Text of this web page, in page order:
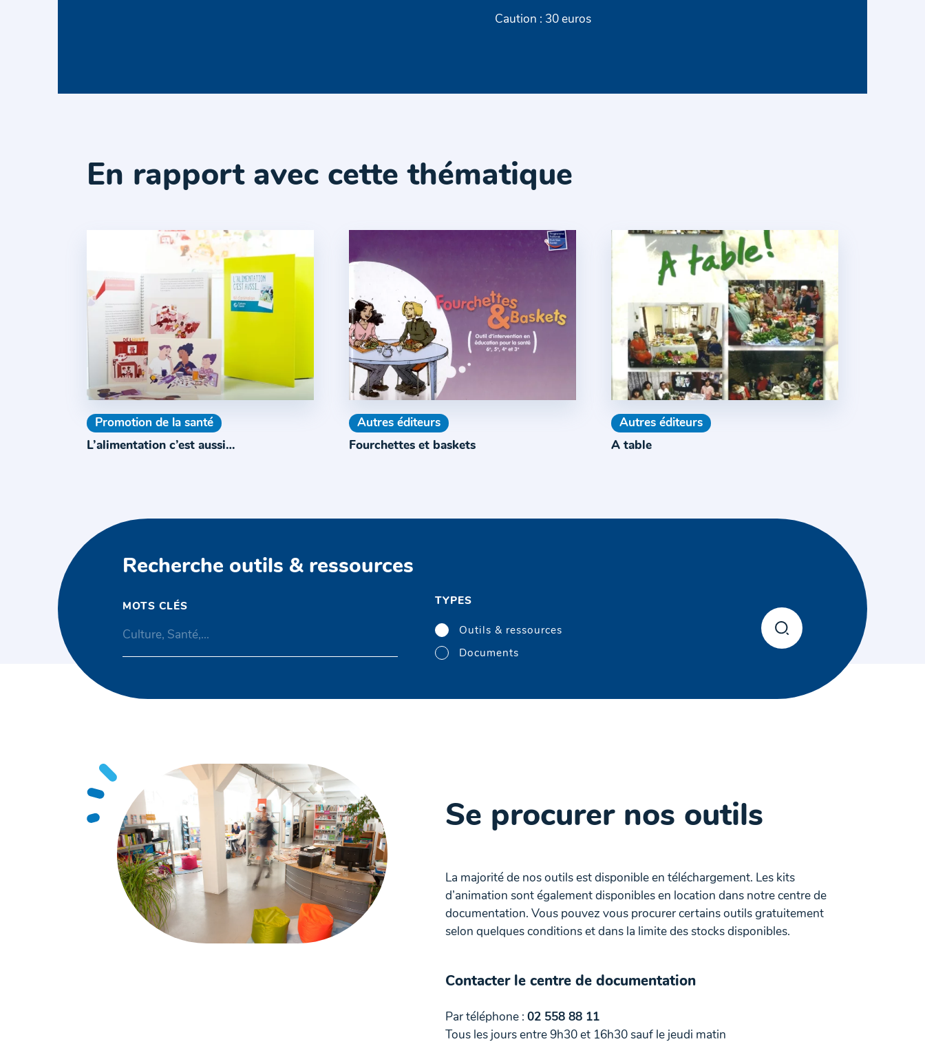
Caution : 30 euros
En rapport avec cette thématique
Promotion de la santé
L’alimentation c’est aussi…
Autres éditeurs
Fourchettes et baskets
Autres éditeurs
A table
Recherche outils & ressources
MOTS CLÉS TYPES
Outils & ressources
Documents
Se procurer nos outils
La majorité de nos outils est disponible en téléchargement. Les kits
d’animation sont également disponibles en location dans notre centre de
documentation. Vous pouvez vous procurer certains outils gratuitement
selon quelques conditions et dans la limite des stocks disponibles.
Contacter le centre de documentation
Par téléphone : 02 558 88 11
Tous les jours entre 9h30 et 16h30 sauf le jeudi matin